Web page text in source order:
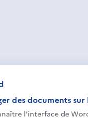
des documents
l’interface de